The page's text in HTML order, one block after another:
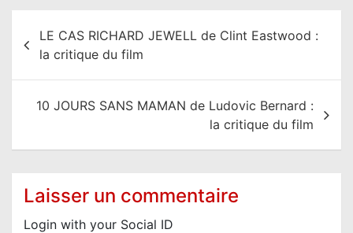
LE CAS RICHARD JEWELL de Clint Eastwood :
la critique du film
10 JOURS SANS MAMAN de Ludovic Bernard :
la critique du film
Laisser un commentaire
Login with your Social ID